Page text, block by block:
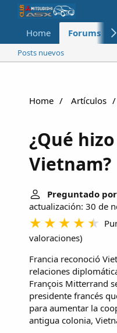
Home Forums
Posts nuevos
Home Artículos
¿Qué
Vietnam?
Preguntado
actualización: 30 de
valoraciones)
Francia reconoció
relaciones
François Mitterrand
presidente francés
para aumentar la
antigua colonia,